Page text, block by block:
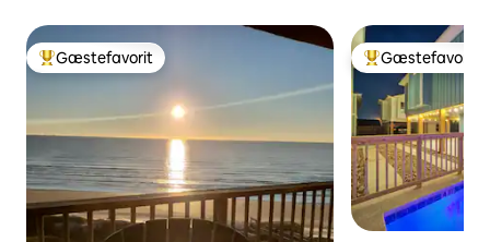
Bedste gæstefavorit
Gæstefavorit Bedste
Gæstefavorit